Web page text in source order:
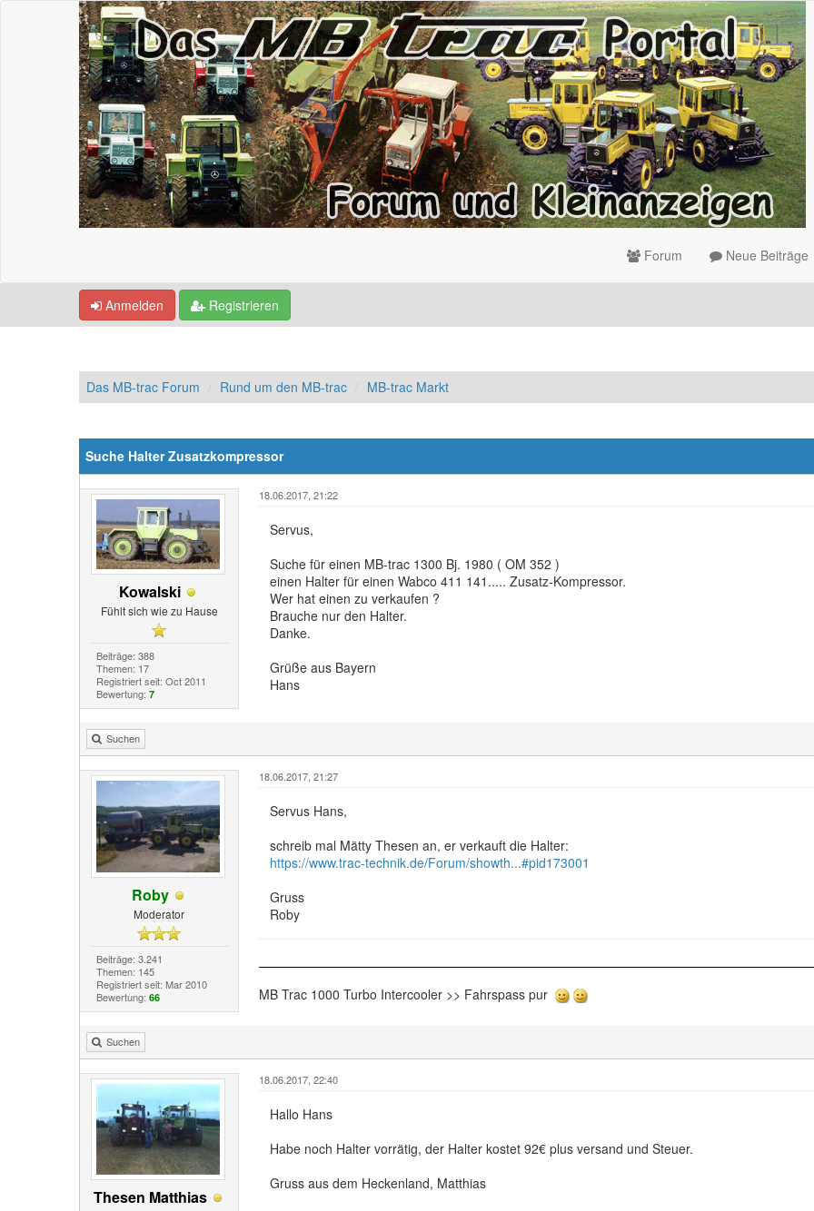
Forum Neue Beiträge
Anmelden Registrieren
Das MB-trac Forum Rund um den MB-trac MB-trac Markt
Suche Halter Zusatzkompressor
Kowalski
Fühlt sich wie zu Hause
Beiträge: 388
Themen: 17
Registriert seit: Oct 2011
Bewertung: 7
18.06.2017, 21:22
Servus,
Suche für einen MB-trac 1300 Bj. 1980 ( OM 352 )
einen Halter für einen Wabco 411 141..... Zusatz-Kompressor.
Wer hat einen zu verkaufen ?
Brauche nur den Halter.
Danke.
Grüße aus Bayern
Hans
Suchen
Roby
Moderator
Beiträge: 3.241
Themen: 145
Registriert seit: Mar 2010
Bewertung: 66
18.06.2017, 21:27
Servus Hans,
schreib mal Mätty Thesen an, er verkauft die Halter:
https://www.trac-technik.de/Forum/showth...#pid173001
Gruss
Roby
MB Trac 1000 Turbo Intercooler >> Fahrspass pur
Suchen
Thesen Matthias
18.06.2017, 22:40
Hallo Hans
Habe noch Halter vorrätig, der Halter kostet 92€ plus versand und Steuer.
Gruss aus dem Heckenland, Matthias